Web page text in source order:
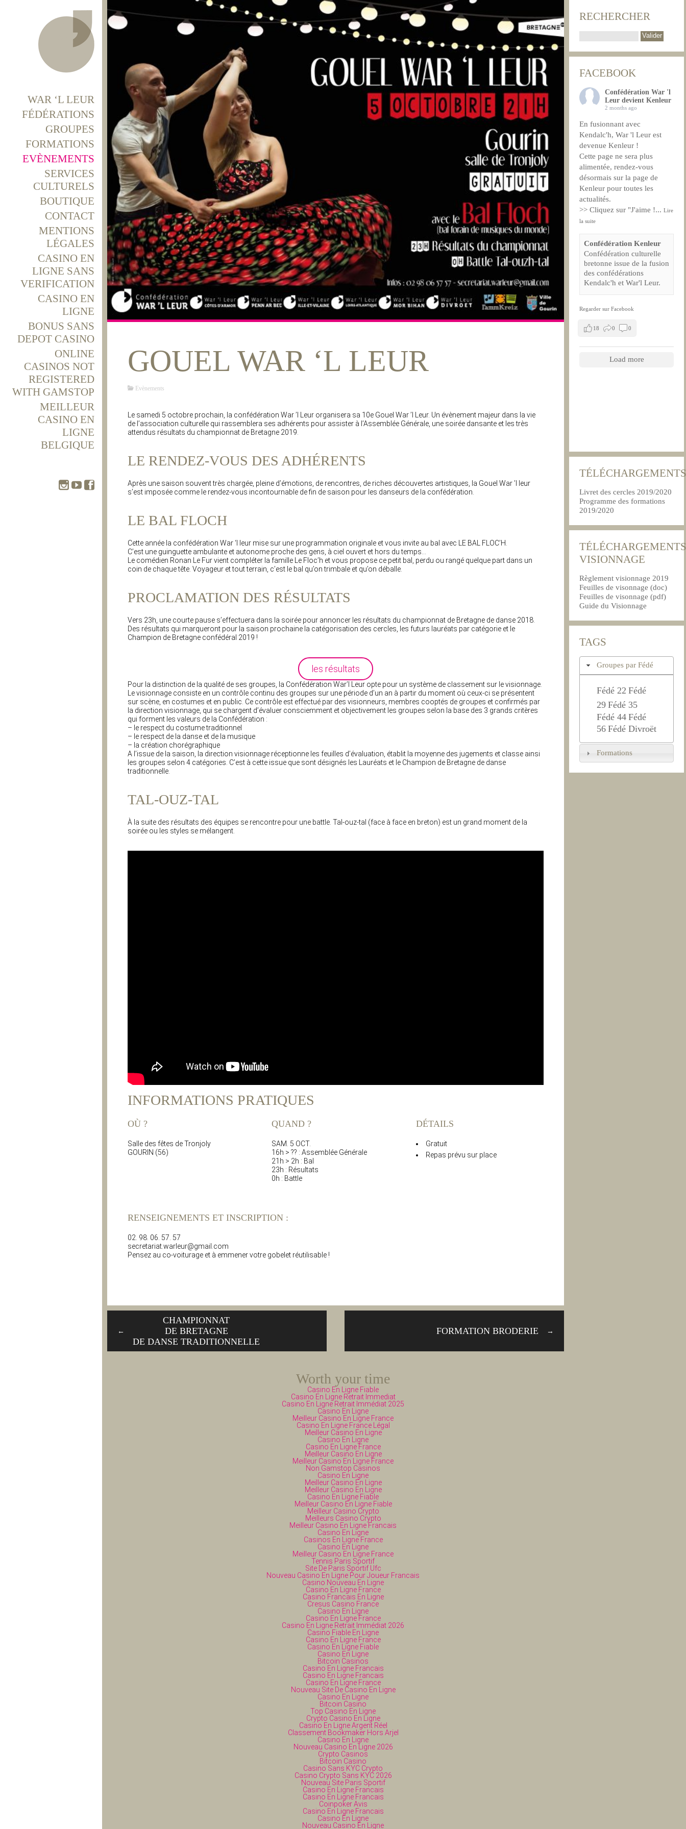
WAR ‘L LEUR
FÉDÉRATIONS
GROUPES
FORMATIONS
EVÈNEMENTS
SERVICES
CULTURELS
BOUTIQUE
CONTACT
MENTIONS
LÉGALES
CASINO EN
LIGNE SANS
VERIFICATION
CASINO EN
LIGNE
BONUS SANS
DEPOT CASINO
ONLINE
CASINOS NOT
REGISTERED
WITH GAMSTOP
MEILLEUR
CASINO EN
LIGNE
BELGIQUE
GOUEL WAR ‘L LEUR
Evènements
Le samedi 5 octobre prochain, la confédération War ’l Leur organisera sa 10e Gouel War ’l Leur. Un évènement majeur dans la vie
de l’association culturelle qui rassemblera ses adhérents pour assister à l’Assemblée Générale, une soirée dansante et les très
attendus résultats du championnat de Bretagne 2019.
LE RENDEZ-VOUS DES ADHÉRENTS
Après une saison souvent très chargée, pleine d’émotions, de rencontres, de riches découvertes artistiques, la Gouel War ’l leur
s’est imposée comme le rendez-vous incontournable de fin de saison pour les danseurs de la confédération.
LE BAL FLOCH
Cette année la confédération War ‘l leur mise sur une programmation originale et vous invite au bal avec LE BAL FLOC’H.
C’est une guinguette ambulante et autonome proche des gens, à ciel ouvert et hors du temps…
Le comédien Ronan Le Fur vient compléter la famille Le Floc’h et vous propose ce petit bal, perdu ou rangé quelque part dans un
coin de chaque tête. Voyageur et tout terrain, c’est le bal qu’on trimbale et qu’on déballe.
PROCLAMATION DES RÉSULTATS
Vers 23h, une courte pause s’effectuera dans la soirée pour annoncer les résultats du championnat de Bretagne de danse 2018.
Des résultats qui marqueront pour la saison prochaine la catégorisation des cercles, les futurs lauréats par catégorie et le
Champion de Bretagne confédéral 2019 !
les résultats
Pour la distinction de la qualité de ses groupes, la Confédération War’l Leur opte pour un système de classement sur le visionnage.
Le visionnage consiste en un contrôle continu des groupes sur une période d’un an à partir du moment où ceux-ci se présentent
sur scène, en costumes et en public. Ce contrôle est effectué par des visionneurs, membres cooptés de groupes et confirmés par
la direction visionnage, qui se chargent d’évaluer consciemment et objectivement les groupes selon la base des 3 grands critères
qui forment les valeurs de la Confédération :
– le respect du costume traditionnel
– le respect de la danse et de la musique
– la création chorégraphique
A l’issue de la saison, la direction visionnage réceptionne les feuilles d’évaluation, établit la moyenne des jugements et classe ainsi
les groupes selon 4 catégories. C’est à cette issue que sont désignés les Lauréats et le Champion de Bretagne de danse
traditionnelle.
TAL-OUZ-TAL
À la suite des résultats des équipes se rencontre pour une battle. Tal-ouz-tal (face à face en breton) est un grand moment de la
soirée ou les styles se mélangent.
INFORMATIONS PRATIQUES
OÙ ?
Salle des fêtes de Tronjoly
GOURIN (56)
QUAND ?
SAM. 5 OCT.
16h > ?? : Assemblée Générale
21h > 2h : Bal
23h : Résultats
0h : Battle
DÉTAILS
Gratuit
Repas prévu sur place
RENSEIGNEMENTS ET INSCRIPTION :
02. 98. 06. 57. 57
secretariat.warleur@gmail.com
Pensez au co-voiturage et à emmener votre gobelet réutilisable !
←
CHAMPIONNAT
DE BRETAGNE
DE DANSE TRADITIONNELLE
→
FORMATION BRODERIE
RECHERCHER
FACEBOOK
Confédération War 'l
Leur devient Kenleur
2 months ago
En fusionnant avec
Kendalc'h, War 'l Leur est
devenue Kenleur !
Cette page ne sera plus
alimentée, rendez-vous
désormais sur la page de
Kenleur pour toutes les
actualités.
>> Cliquez sur "J'aime !... Lire
la suite
Confédération Kenleur
Confédération culturelle
bretonne issue de la fusion
des confédérations
Kendalc'h et War'l Leur.
Regarder sur Facebook
18 0 0
Load more
TÉLÉCHARGEMENTS
Livret des cercles 2019/2020
Programme des formations
2019/2020
TÉLÉCHARGEMENTS
VISIONNAGE
Règlement visionnage 2019
Feuilles de visonnage (doc)
Feuilles de visonnage (pdf)
Guide du Visionnage
TAGS
Groupes par Fédé
Fédé 22 Fédé
29 Fédé 35
Fédé 44 Fédé
56 Fédé Divroët
Formations
Worth your time
Casino En Ligne Fiable
Casino En Ligne Retrait Immediat
Casino En Ligne Retrait Immédiat 2025
Casino En Ligne
Meilleur Casino En Ligne France
Casino En Ligne France Légal
Meilleur Casino En Ligne
Casino En Ligne
Casino En Ligne France
Meilleur Casino En Ligne
Meilleur Casino En Ligne France
Non Gamstop Casinos
Casino En Ligne
Meilleur Casino En Ligne
Meilleur Casino En Ligne
Casino En Ligne Fiable
Meilleur Casino En Ligne Fiable
Meilleur Casino Crypto
Meilleurs Casino Crypto
Meilleur Casino En Ligne Francais
Casino En Ligne
Casinos En Ligne France
Casino En Ligne
Meilleur Casino En Ligne France
Tennis Paris Sportif
Site De Paris Sportif Ufc
Nouveau Casino En Ligne Pour Joueur Francais
Casino Nouveau En Ligne
Casino En Ligne France
Casino Francais En Ligne
Cresus Casino France
Casino En Ligne
Casino En Ligne France
Casino En Ligne Retrait Immédiat 2026
Casino Fiable En Ligne
Casino En Ligne France
Casino En Ligne Fiable
Casino En Ligne
Bitcoin Casinos
Casino En Ligne Francais
Casino En Ligne Francais
Casino En Ligne France
Nouveau Site De Casino En Ligne
Casino En Ligne
Bitcoin Casino
Top Casino En Ligne
Crypto Casino En Ligne
Casino En Ligne Argent Réel
Classement Bookmaker Hors Arjel
Casino En Ligne
Nouveau Casino En Ligne 2026
Crypto Casinos
Bitcoin Casino
Casino Sans KYC Crypto
Casino Crypto Sans KYC 2026
Nouveau Site Paris Sportif
Casino En Ligne Francais
Casino En Ligne Francais
Coinpoker Avis
Casino En Ligne Francais
Casino En Ligne
Nouveau Casino En Ligne